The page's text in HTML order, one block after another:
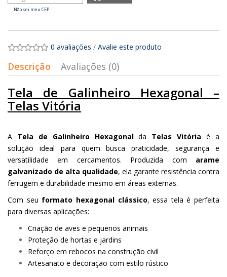
Não sei meu CEP
0 avaliações / Avalie este produto
Descrição Avaliações (0)
Tela de Galinheiro Hexagonal –
Telas Vitória
A Tela de Galinheiro Hexagonalda Telas Vitória é a
solução ideal para quem busca praticidade, segurança e
versatilidade em cercamentos. Produzida com arame
galvanizado de alta qualidade, ela garante resistência contra
ferrugem e durabilidade mesmo em áreas externas.
Com seu formato hexagonal clássico, essa tela é perfeita
para diversas aplicações:
Criação de aves e pequenos animais
Proteção de hortas e jardins
Reforço em rebocos na construção civil
Artesanato e decoração com estilo rústico